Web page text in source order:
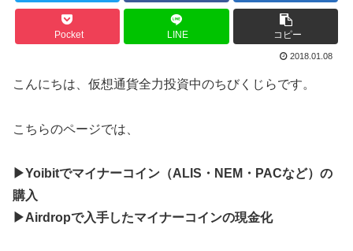
Pocket LINE コピー
2018.01.08
こんにちは、仮想通貨全力投資中のちびくじらです。
こちらのページでは、
▶Yoibitでマイナーコイン（ALIS・NEM・PACなど）の
購入
▶Airdropで入手したマイナーコインの現金化